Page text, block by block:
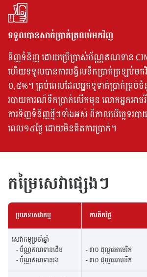
ទទួលបានសាច់ប្រាក់ត្រលប់មកវិញ
ទិញទំនិញ ដោយប្រើប្រាស់ប័ណ្ណឥណទាន
ហើយទទួលបានការបង្វិលទឹកប្រាក់ត្រឡប់ម
០,៥%។ គ្រប់ពេលដែលអ្នកទូទាត់ប្រាក់គ្រប់ចំ
របាយការណ៍ទឹកប្រាក់លើកមុន លោកអ្នកអាច
ការទិញទំនិញថ្មីៗទាំងអស់ ពីកាលបរិច្ឆេទរប
ពេល១៥ថ្ងៃ ដោយមិនគិតការប្រាក់។
កម្រៃសេវាផ្សេងៗ
ប្រភេទសេវាកម្ម ការគិតថ្លៃ
សេវាកម្មប្រចាំឆ្នាំ
- ប័ណ្ណឥណទានដើម
- ប័ណ្ណឥណទានរង
- ៣០ ដុល្លារអាមេរិក
- ៣០​ ដុល្លារអាមេរិក